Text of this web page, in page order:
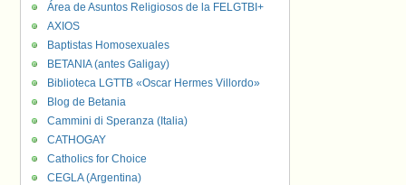
Área de Asuntos Religiosos de la FELGTBI+
AXIOS
Baptistas Homosexuales
BETANIA (antes Galigay)
Biblioteca LGTTB «Oscar Hermes Villordo»
Blog de Betania
Cammini di Speranza (Italia)
CATHOGAY
Catholics for Choice
CEGLA (Argentina)